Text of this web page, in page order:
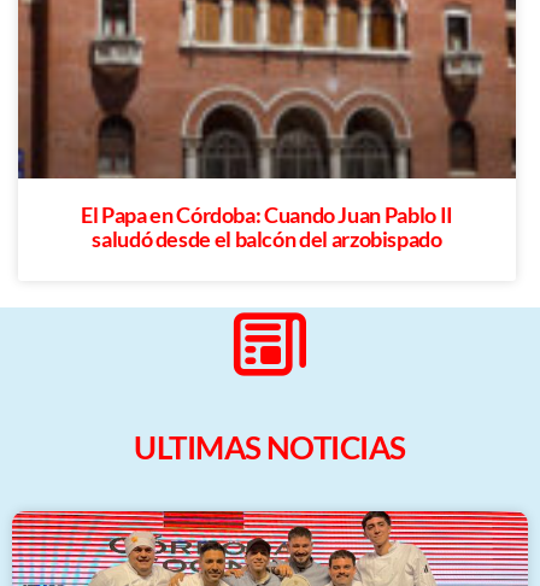
El Papa en Córdoba: Cuando Juan Pablo II
saludó desde el balcón del arzobispado
ULTIMAS NOTICIAS